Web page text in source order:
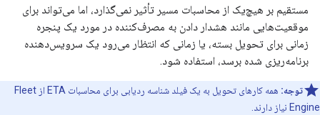
مستقیم بر هیچ‌یک از محاسبات مسیر تأثیر نمی‌گذارد، اما می‌تواند برای
موقعیت‌هایی مانند هشدار دادن به مصرف‌کننده در مورد یک پنجره
زمانی برای تحویل بسته، یا زمانی که انتظار می‌رود یک سرویس‌دهنده
برنامه‌ریزی شده برسد، استفاده شود.
توجه:
همه کارهای تحویل به یک فیلد شناسه ردیابی برای محاسبات ETA از Fleet
Engine نیاز دارند.